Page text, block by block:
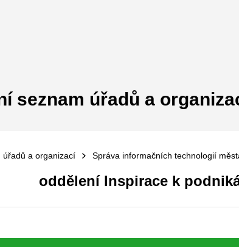
seznam úřadů a
úřadů a organizací Správa informačních technologií
oddělení Inspirace k